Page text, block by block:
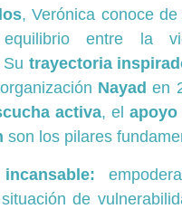
, Verónica conoce de
entre la
trayectoria
Nayad en
activa, elapoyo
son los pilares
de